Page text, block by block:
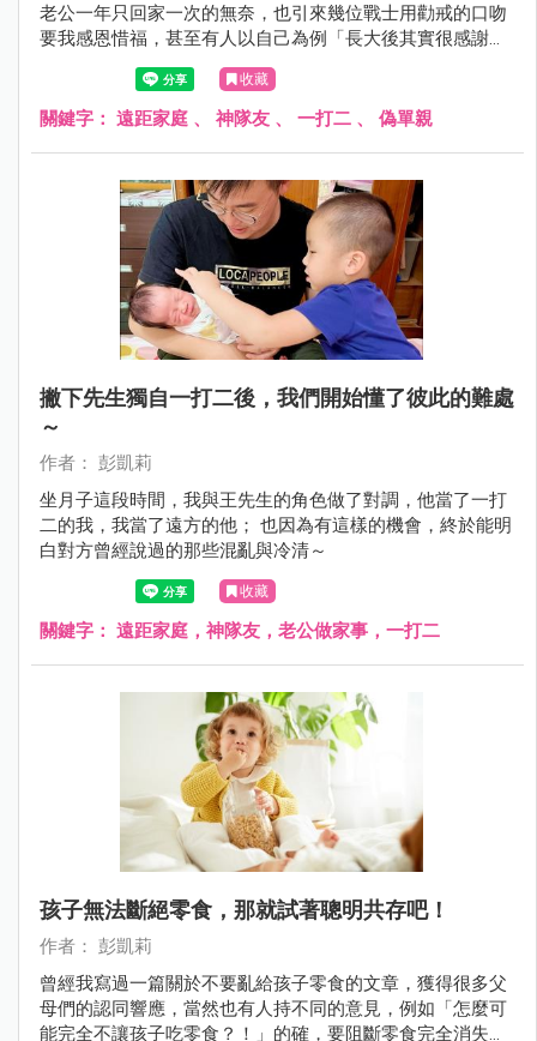
老公一年只回家一次的無奈，也引來幾位戰士用勸戒的口吻
要我感恩惜福，甚至有人以自己為例「長大後其實很感謝爸
爸出門賺錢給他們一家，讓他們無後顧之憂」，壓根沒想到
他媽才是那個能讓他爸出遠門都不擔心的關鍵！
收藏
關鍵字： 遠距家庭 、 神隊友 、 一打二 、 偽單親
撇下先生獨自一打二後，我們開始懂了彼此的難處
～
作者： 彭凱莉
坐月子這段時間，我與王先生的角色做了對調，他當了一打
二的我，我當了遠方的他； 也因為有這樣的機會，終於能明
白對方曾經說過的那些混亂與冷清～
收藏
關鍵字： 遠距家庭，神隊友，老公做家事，一打二
孩子無法斷絕零食，那就試著聰明共存吧！
作者： 彭凱莉
曾經我寫過一篇關於不要亂給孩子零食的文章，獲得很多父
母們的認同響應，當然也有人持不同的意見，例如「怎麼可
能完全不讓孩子吃零食？！」的確，要阻斷零食完全消失在